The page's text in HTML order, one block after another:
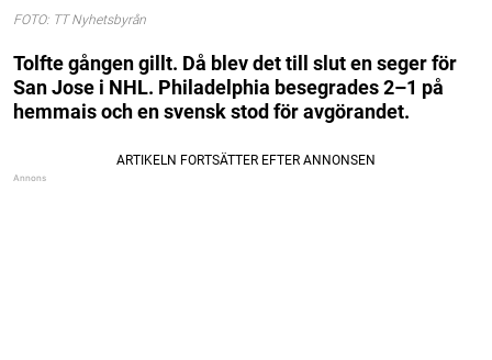
FOTO: TT Nyhetsbyrån
Tolfte gången gillt. Då blev det till slut en seger för
San Jose i NHL. Philadelphia besegrades 2–1 på
hemmais och en svensk stod för avgörandet.